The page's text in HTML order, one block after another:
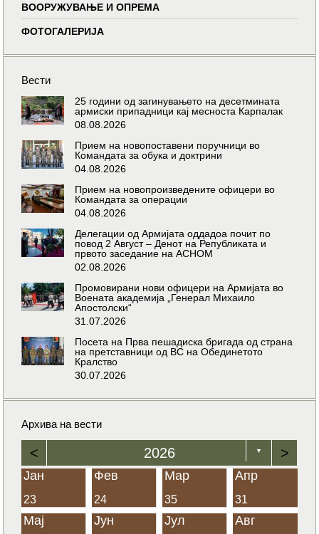
ВООРУЖУВАЊЕ И ОПРЕМА
ФОТОГАЛЕРИЈА
Вести
25 години од загинувањето на десетмината
армиски припадници кај месноста Карпалак
08.08.2026
Прием на новопоставени поручници во
Командата за обука и доктрини
04.08.2026
Прием на новопроизведените офицери во
Командата за операции
04.08.2026
Делегации од Армијата оддадоа почит по
повод 2 Август – Денот на Републиката и
првото заседание на АСНОМ
02.08.2026
Промовирани нови офицери на Армијата во
Воената академија „Генерал Михаило
Апостолски“
31.07.2026
Посета на Прва пешадиска бригада од страна
на претставници од ВС на Обединетото
Кралство
30.07.2026
Архива на вести
< 2026 ▼ >
Јан
23
Фев
24
Мар
35
Апр
31
Мај Јун Јул Авг